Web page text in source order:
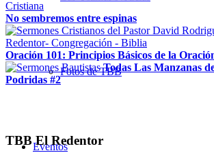
Fotos de TBB
Eventos
No sembremos entre espinas
Oración 101: Principios Básicos de la
Todas Las Manzanas
Podridas #2
TBB El Redentor